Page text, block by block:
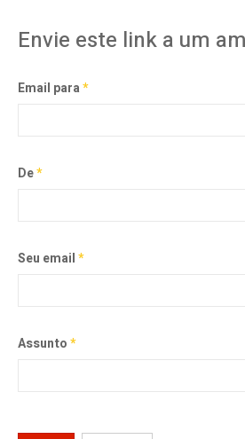
Envie este link a um
Email para*
De*
Seu email*
Assunto*